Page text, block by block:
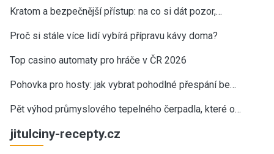
Kratom a bezpečnější přístup: na co si dát pozor,…
Proč si stále více lidí vybírá přípravu kávy doma?
Top casino automaty pro hráče v ČR 2026
Pohovka pro hosty: jak vybrat pohodlné přespání be…
Pět výhod průmyslového tepelného čerpadla, které o…
jitulciny-recepty.cz